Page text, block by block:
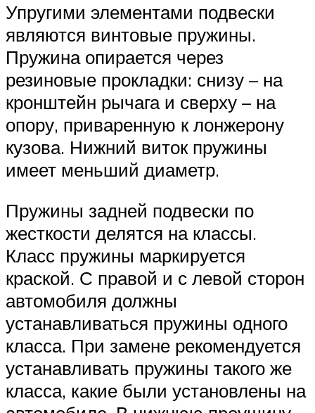
Упругими элементами подвески
являются винтовые пружины.
Пружина опирается через
резиновые прокладки: снизу – на
кронштейн рычага и сверху – на
опору, приваренную к лонжерону
кузова. Нижний виток пружины
имеет меньший диаметр.
Пружины задней подвески по
жесткости делятся на классы.
Класс пружины маркируется
краской. С правой и с левой сторон
автомобиля должны
устанавливаться пружины одного
класса. При замене рекомендуется
устанавливать пружины такого же
класса, какие были установлены на